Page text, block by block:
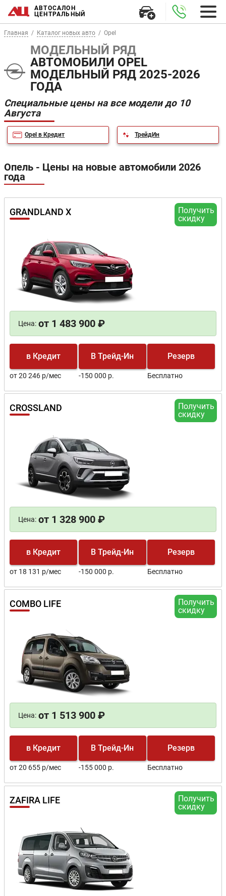
АВТОСАЛОН
ЦЕНТРАЛЬНЫЙ
Главная Каталог новых авто Opel
МОДЕЛЬНЫЙ РЯД
АВТОМОБИЛИ OPEL
МОДЕЛЬНЫЙ РЯД 2025-2026
ГОДА
Специальные цены на все модели до 10
Августа
Opel в Кредит ТрейдИн
Опель - Цены на новые автомобили 2026
года
Получить
скидку
GRANDLAND X
Цена: от 1 483 900 ₽
в Кредит
от 20 246 р/мес
В Трейд-Ин
-150 000 р.
Резерв
Бесплатно
Получить
скидку
CROSSLAND
Цена: от 1 328 900 ₽
в Кредит
от 18 131 р/мес
В Трейд-Ин
-150 000 р.
Резерв
Бесплатно
Получить
скидку
COMBO LIFE
Цена: от 1 513 900 ₽
в Кредит
от 20 655 р/мес
В Трейд-Ин
-155 000 р.
Резерв
Бесплатно
Получить
скидку
ZAFIRA LIFE